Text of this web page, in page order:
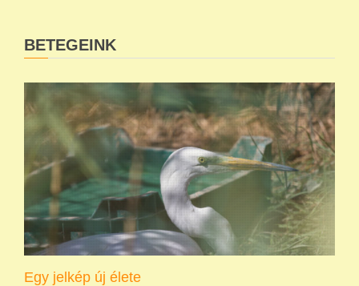
BETEGEINK
Egy jelkép új élete